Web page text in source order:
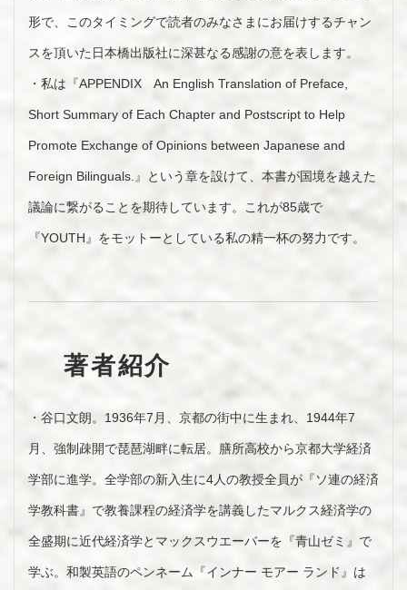
形で、このタイミングで読者のみなさまにお届けするチャン
スを頂いた日本橋出版社に深甚なる感謝の意を表します。
・私は『APPENDIX An English Translation of Preface,
Short Summary of Each Chapter and Postscript to Help
Promote Exchange of Opinions between Japanese and
Foreign Bilinguals.』という章を設けて、本書が国境を越えた
議論に繋がることを期待しています。これが85歳で
『YOUTH』をモットーとしている私の精一杯の努力です。
著者紹介
・谷口文朗。1936年7月、京都の街中に生まれ、1944年7
月、強制疎開で琵琶湖畔に転居。膳所高校から京都大学経済
学部に進学。全学部の新入生に4人の教授全員が『ソ連の経済
学教科書』で教養課程の経済学を講義したマルクス経済学の
全盛期に近代経済学とマックスウエーバーを『青山ゼミ』で
学ぶ。和製英語のペンネーム『インナー モアー ランド』は